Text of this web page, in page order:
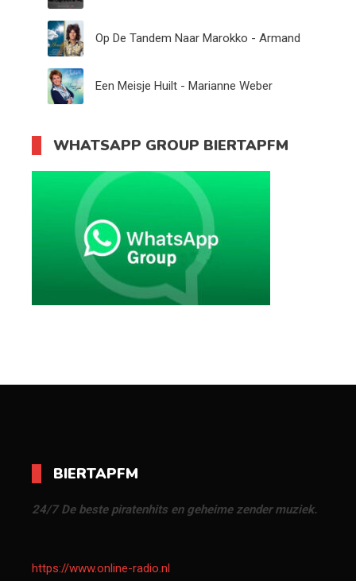
Op De Tandem Naar Marokko - Armand
Een Meisje Huilt - Marianne Weber
WHATSAPP GROUP BIERTAPFM
BIERTAPFM
24/7 De beste piratenhits en geheime zender muziek.
https://www.online-radio.nl